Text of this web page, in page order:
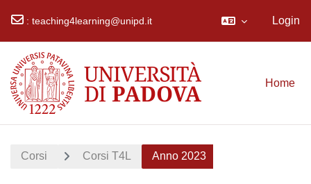
: teaching4learning@unipd.it Login
Home
Corsi Corsi T4L Anno 2023